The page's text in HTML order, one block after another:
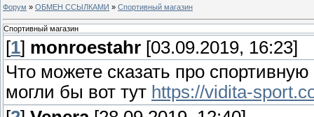
Форум » ОБМЕН ССЫЛКАМИ » Спортивный магазин
Спортивный магазин
[1] monroestahr [03.09.2019, 16:23]
Что можете сказать про
могли бы вот тут https://vidita-